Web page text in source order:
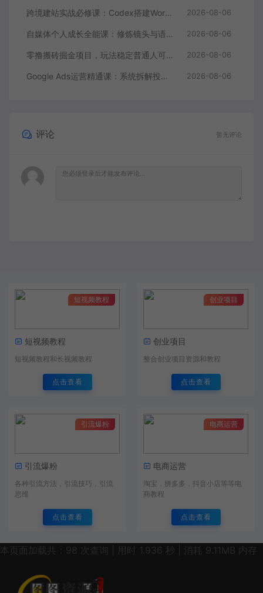
跨境建站实战必修课：Codex搭建WordPress站点，关键词外链打造谷歌流量阵地 2026-08-06
自媒体个人成长全能课：修炼镜头与语言功底，巧用AI做内容打造个人自媒体IP 2026-08-06
零撸搬砖掘金项目，玩法稳定普通人可落地的长期副业，月收益轻松10000+ 2026-08-06
Google Ads运营精通课：系统拆解投放全流程，优化账户提升广告投产回报率 2026-08-06
评论 暂无评论
短视频教程
短视频教程
短视频教程和长视频教程
点击查看
创业项目
创业项目
整合创业项目资源和教程
点击查看
引流爆粉
引流爆粉
各种引流方法，引流技巧，引流
思维
点击查看
电商运营
电商运营
淘宝，拼多多，抖音小店等等电
商教程
点击查看
本页面加载共：98 次查询 | 用时 1.936 秒 | 消耗 9.11MB 内存